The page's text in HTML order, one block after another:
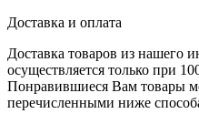
Доставка и оплата
Доставка товаров из нашего
осуществляется только при
Понравившиеся Вам товары
перечисленными ниже